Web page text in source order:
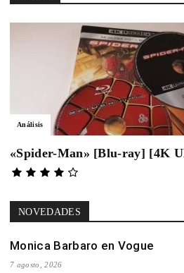
Análisis
«Spider-Man» [Blu-ray] [4K
NOVEDADES
Monica Barbaro en Vogue
7 agosto, 2026